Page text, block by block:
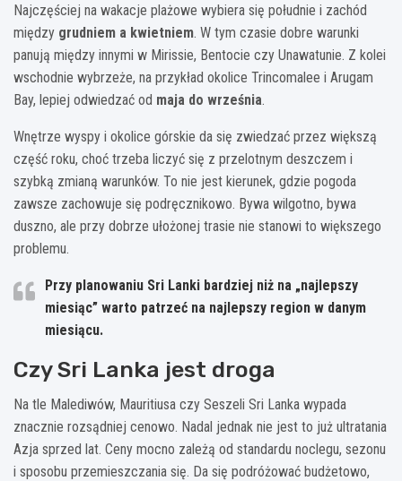
Najczęściej na wakacje plażowe wybiera się południe i zachód
między grudniem a kwietniem. W tym czasie dobre warunki
panują między innymi w Mirissie, Bentocie czy Unawatunie. Z kolei
wschodnie wybrzeże, na przykład okolice Trincomalee i Arugam
Bay, lepiej odwiedzać od maja do września.
Wnętrze wyspy i okolice górskie da się zwiedzać przez większą
część roku, choć trzeba liczyć się z przelotnym deszczem i
szybką zmianą warunków. To nie jest kierunek, gdzie pogoda
zawsze zachowuje się podręcznikowo. Bywa wilgotno, bywa
duszno, ale przy dobrze ułożonej trasie nie stanowi to większego
problemu.
Przy planowaniu Sri Lanki bardziej niż na „najlepszy
miesiąc” warto patrzeć na najlepszy region w danym
miesiącu.
Czy Sri Lanka jest droga
Na tle Malediwów, Mauritiusa czy Seszeli Sri Lanka wypada
znacznie rozsądniej cenowo. Nadal jednak nie jest to już ultratania
Azja sprzed lat. Ceny mocno zależą od standardu noclegu, sezonu
i sposobu przemieszczania się. Da się podróżować budżetowo,